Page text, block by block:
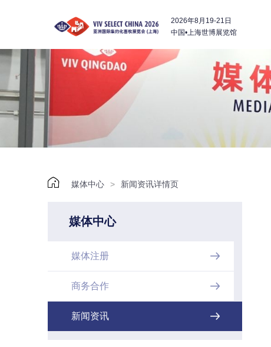
2026年8月19-21日
中国•上海世博展览馆
 媒体中心 > 新闻资讯详情页
媒体中心
媒体注册 
商务合作 
新闻资讯 